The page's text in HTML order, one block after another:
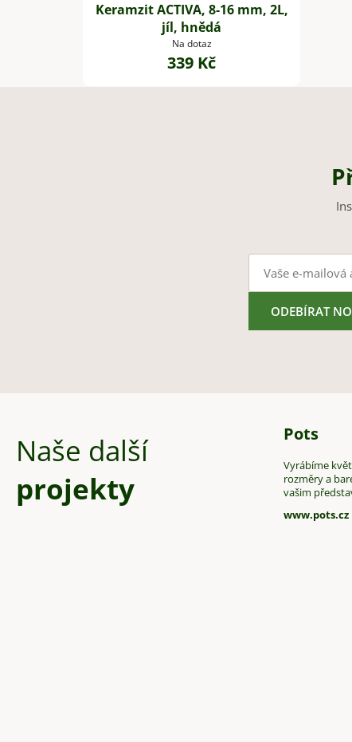
Keramzit ACTIVA, 8-16 mm, 2L,
jíl, hnědá
Na dotaz
339 Kč
ODEBÍRAT
Naše další
projekty
Pots
Vyrábíme
rozměry a
vašim
www.pots.cz